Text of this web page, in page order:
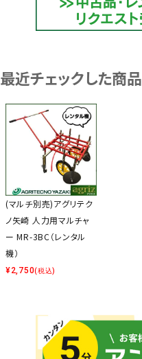
最近チェックした商品
(マルチ別売)アグリテク
ノ矢崎 人力用マルチャ
ー MR-3BC（レンタル
機）
¥2,750(税込)